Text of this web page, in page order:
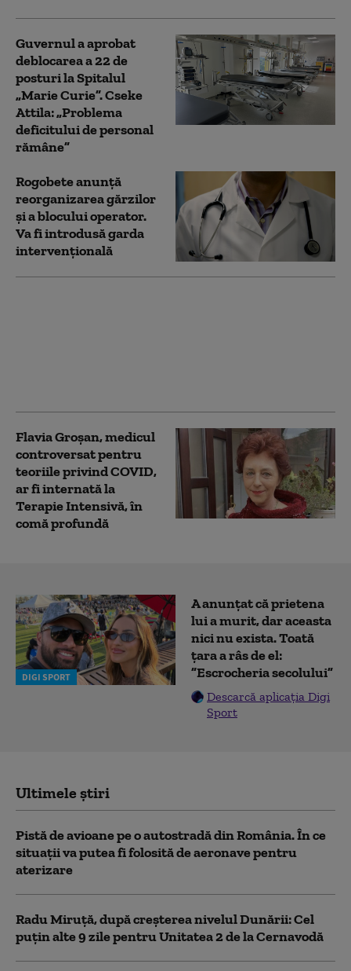
Guvernul a aprobat
deblocarea a 22 de
posturi la Spitalul
„Marie Curie”. Cseke
Attila: „Problema
deficitului de personal
rămâne”
Rogobete anunță
reorganizarea gărzilor
și a blocului operator.
Va fi introdusă garda
intervențională
Flavia Groșan, medicul
controversat pentru
teoriile privind COVID,
ar fi internată la
Terapie Intensivă, în
comă profundă
DIGI SPORT
A anunțat că prietena
lui a murit, dar aceasta
nici nu exista. Toată
țara a râs de el:
”Escrocheria secolului”
Descarcă aplicația Digi
Sport
Ultimele știri
Pistă de avioane pe o autostradă din România. În ce
situații va putea fi folosită de aeronave pentru
aterizare
Radu Miruță, după creșterea nivelul Dunării: Cel
puțin alte 9 zile pentru Unitatea 2 de la Cernavodă